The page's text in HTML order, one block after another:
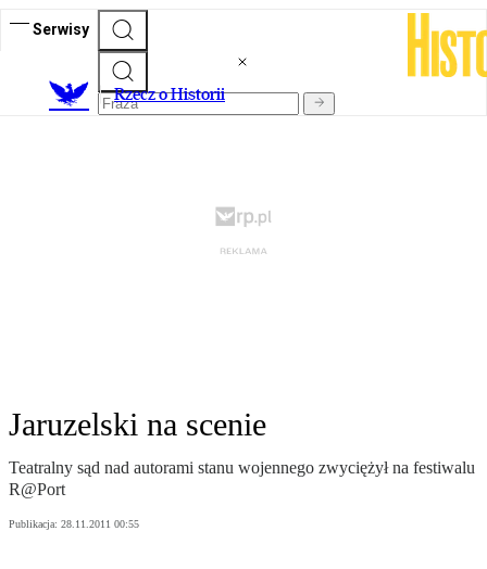
Serwisy
Rzecz o Historii
Jaruzelski na scenie
Teatralny sąd nad autorami stanu wojennego zwyciężył na festiwalu
R@Port
Publikacja: 28.11.2011 00:55